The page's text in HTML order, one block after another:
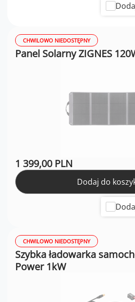
CHWILOWO NIEDOSTĘPNY
Panel Solarny ZIGNES
1 399,00 PLN
Dodaj do
CHWILOWO NIEDOSTĘPNY
Szybka ładowarka
Power 1kW